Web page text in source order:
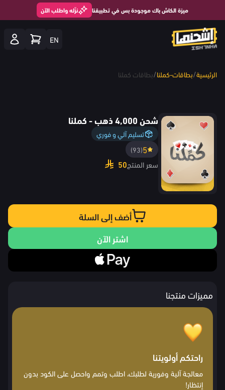
ميزة الكاش باك موجودة بس في تطبيقنا نزّله واطلب الآن
EN
الرئيسية/بطاقات-كملنا/بطاقات كملنا
شحن 4,000 ذهب - كملنا
تسليم آلي و فوري
5
(93)
سعر المنتج50
أضف إلى السلة
اشتر الآن
مميزات منتجنا
راحتكم أولويتنا
معالجة آلية وفورية لطلبك، اطلب وتمم واحصل على الكود بدون
إنتظار!